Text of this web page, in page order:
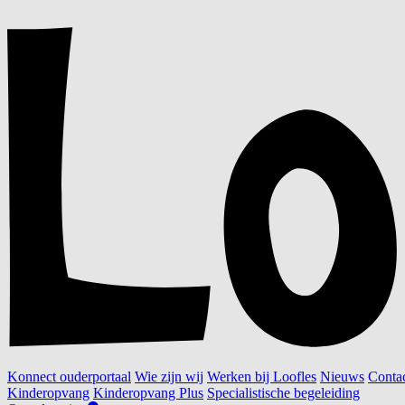
Konnect ouderportaal Wie zijn wij Werken bij Loofles Nieuws
Kinderopvang Kinderopvang Plus Specialistische begeleiding